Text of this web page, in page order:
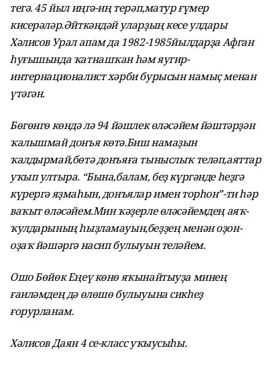
тегә. 45 йыл иңгә-иң терәп,матур ғүмер
кисерәләр.Әйткәндәй уларҙың кесе улдары
Хәлисов Урал апам да 1982-1985йылдарҙа Афган
һуғышында ҡатнашҡан һәм яугир-
интернационалист хәрби бурысын намыҫ менан
үтәгән.
Бөгөнгө көндә лә 94 йәшлек өләсәйем йәштәрҙән
ҡалышмай донъя көтә.Биш намаҙын
ҡалдырмай,бөтә донъяға тыныслыҡ теләп,аяттар
уҡып ултыра. “Бына,балам, беҙ күргәнде һеҙгә
күрергә яҙмаһын, донъялар имен торһон”-ти һәр
ваҡыт өләсәйем.Мин ҡәҙерле өләсәйемдең аяҡ-
ҡулдарының һыҙламауын,беҙҙең менән оҙон-
оҙаҡ йәшәргә насип булыуын теләйем.
Ошо Бөйөк Еңеү көнө яҡынайтыуҙа минең
ғаиләмдең дә өлөшө булыуына сикһеҙ
ғорурланам.
Хәлисов Даян 4 се-класс уҡыусыһы.